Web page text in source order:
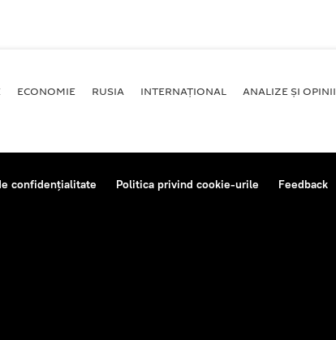
ECONOMIE RUSIA INTERNAŢIONAL ANALIZE ȘI OPINII
confidențialitate Politica privind cookie-urile Feedback